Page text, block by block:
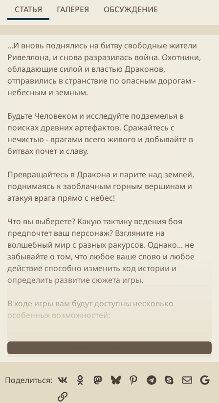
у
л
и
к
а
и
и
СТАТЬЯ ГАЛЕРЕЯ ОБСУЖДЕНИЕ
...И вновь поднялись на битву свободные жители
Ривеллона, и снова разразилась война. Охотники,
обладающие силой и властью Драконов,
отправились в странствие по опасным дорогам -
небесным и земным.
Будьте Человеком и исследуйте подземелья в
поисках древних артефактов. Сражайтесь с
нечистью - врагами всего живого и добывайте в
битвах почет и славу.
Превращайтесь в Дракона и парите над землей,
поднимаясь к заоблачным горным вершинам и
атакуя врага прямо с небес!
Что вы выберете? Какую тактику ведения боя
предпочтет ваш персонаж? Взгляните на
волшебный мир с разных ракурсов. Однако... не
забывайте о том, что любое ваше слово и любое
действие способно изменить ход истории и
определить развитие сюжета игры.
В ходе игры вам будут доступны несколько
особенных возможностей:
и используйте с умом их секреты, получайте новые
знания и учитесь новым способностям;
Башня силы: воспользуйтесь услугами личного
оружейника, заклинателя демонов или алхимика.
Поделиться: Vk Ok Mastodon
BlueskyPinterest
Telegram
Skype
Ссылка